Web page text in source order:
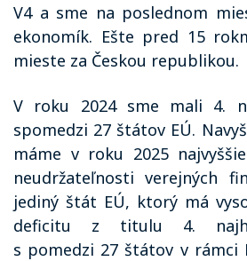
V4 a sme na poslednom
ekonomík. Ešte pred 15
mieste za Českou republikou.
V roku 2024 sme mali 4.
spomedzi 27 štátov EÚ.
máme v roku 2025
neudržateľnosti verejných
jediný štát EÚ, ktorý má
deficitu z titulu 4.
s pomedzi 27 štátov v rámci